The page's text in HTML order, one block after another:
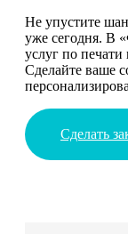
Не упустите
уже сегодня. В
услуг по печати
Сделайте ваше
Сделать